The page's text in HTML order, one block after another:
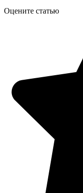
Оцените статью